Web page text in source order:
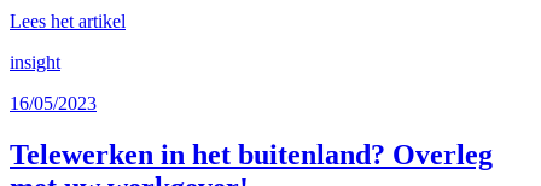
Lees het artikel
insight
16/05/2023
Telewerken in het buitenland? Overleg